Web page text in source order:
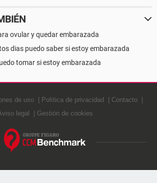
ovular y quedar embarazada
dias puedo saber si estoy embarazada
tomar si estoy embarazada
de uso Política de privacidad
Contacto
legal
Gestión de cookies